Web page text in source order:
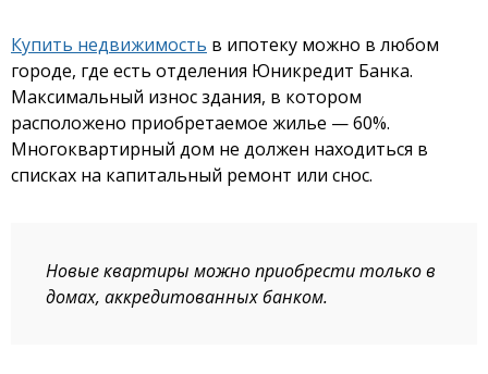
Купить недвижимость в ипотеку можно в любом
городе, где есть отделения Юникредит Банка.
Максимальный износ здания, в котором
расположено приобретаемое жилье — 60%.
Многоквартирный дом не должен находиться в
списках на капитальный ремонт или снос.
Новые квартиры можно приобрести только в
домах, аккредитованных банком.